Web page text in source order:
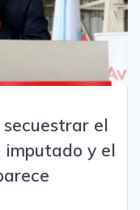
secuestrar el
imputado y el